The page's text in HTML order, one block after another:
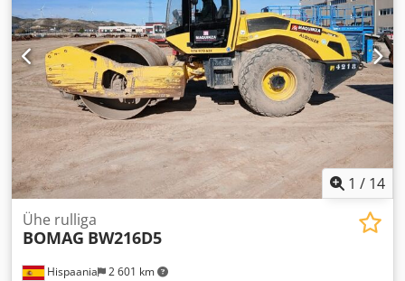
1 / 14
Hispaania 2 601 km
Ühe rulliga
BOMAG BW216D5